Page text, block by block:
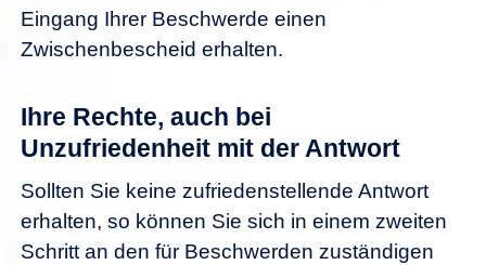
Eingang Ihrer Beschwerde einen
Zwischenbescheid erhalten.
Ihre Rechte, auch bei
Unzufriedenheit mit der Antwort
Sollten Sie keine zufriedenstellende Antwort
erhalten, so können Sie sich in einem zweiten
Schritt an den für Beschwerden zuständigen